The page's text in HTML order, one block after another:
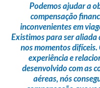
Podemos ajudar a
compensação
inconvenientes em
Existimos para seraliada
nos momentos difíceis.
experiência e
desenvolvido com as
aéreas,nós